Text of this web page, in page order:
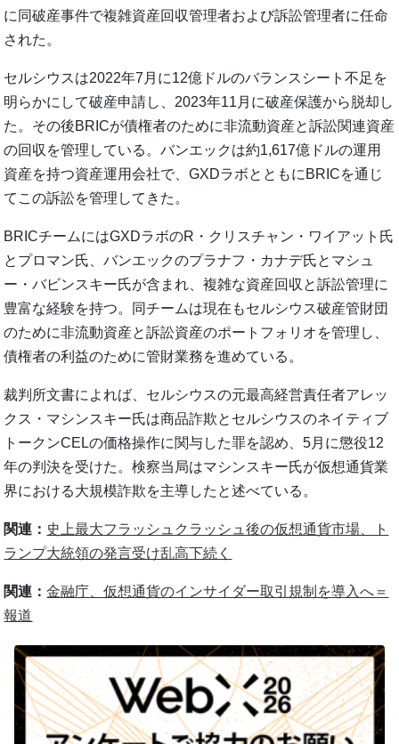
に同破産事件で複雑資産回収管理者および訴訟管理者に任命
された。
セルシウスは2022年7月に12億ドルのバランスシート不足を
明らかにして破産申請し、2023年11月に破産保護から脱却し
た。その後BRICが債権者のために非流動資産と訴訟関連資産
の回収を管理している。バンエックは約1,617億ドルの運用
資産を持つ資産運用会社で、GXDラボとともにBRICを通じ
てこの訴訟を管理してきた。
BRICチームにはGXDラボのR・クリスチャン・ワイアット氏
とプロマン氏、バンエックのプラナフ・カナデ氏とマシュ
ー・バビンスキー氏が含まれ、複雑な資産回収と訴訟管理に
豊富な経験を持つ。同チームは現在もセルシウス破産管財団
のために非流動資産と訴訟資産のポートフォリオを管理し、
債権者の利益のために管財業務を進めている。
裁判所文書によれば、セルシウスの元最高経営責任者アレッ
クス・マシンスキー氏は商品詐欺とセルシウスのネイティブ
トークンCELの価格操作に関与した罪を認め、5月に懲役12
年の判決を受けた。検察当局はマシンスキー氏が仮想通貨業
界における大規模詐欺を主導したと述べている。
関連： 史上最大フラッシュクラッシュ後の仮想通貨市場、ト
ランプ大統領の発言受け乱高下続く
関連：金融庁、仮想通貨のインサイダー取引規制を導入へ＝
報道